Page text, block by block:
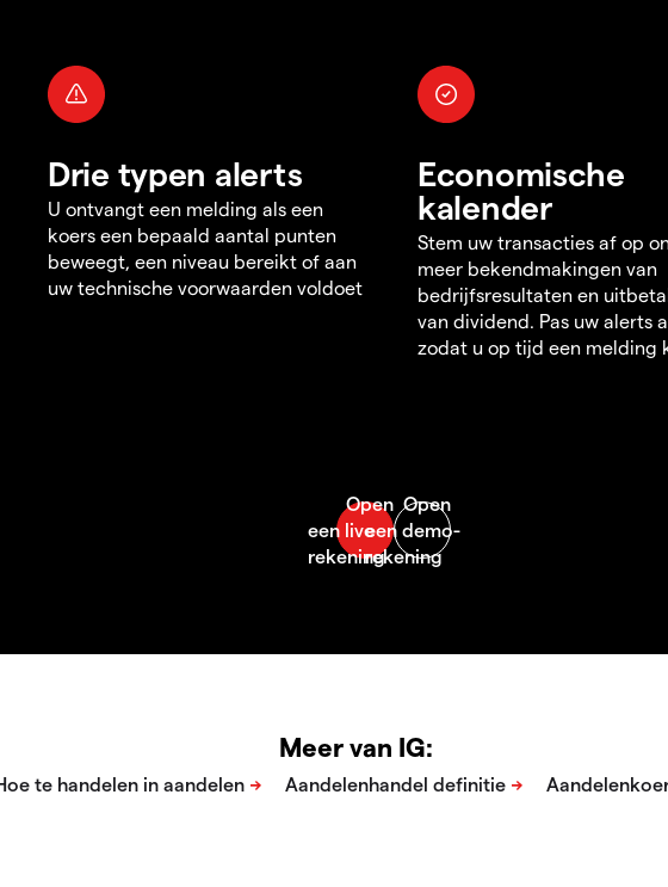
Drie typen alerts
U ontvangt een melding als een
koers een bepaald aantal punten
beweegt, een niveau bereikt of aan
uw technische voorwaarden voldoet
Economische
kalender
Stem uw transacties af op
meer bekendmakingen van
bedrijfsresultaten en
van dividend. Pas uw alerts
zodat u op tijd een melding
Meer van IG: